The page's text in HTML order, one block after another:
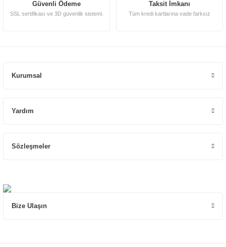
Güvenli Ödeme
SSL sertifikası ve 3D güvenlik sistemi.
Taksit İmkanı
Tüm kredi kartlarına vade farksız
Kurumsal
Yardım
Sözleşmeler
Bize Ulaşın